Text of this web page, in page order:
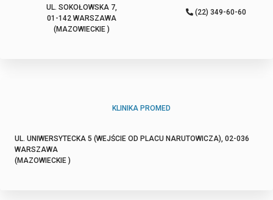
UL. SOKOŁOWSKA 7,
01-142 WARSZAWA
(MAZOWIECKIE )
(22) 349-60-60
KLINIKA PROMED
UL. UNIWERSYTECKA 5 (WEJŚCIE OD PLACU NARUTOWICZA), 02-036
WARSZAWA
(MAZOWIECKIE )